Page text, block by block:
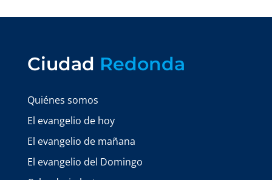
Ciudad Redonda
Quiénes somos
El evangelio de hoy
El evangelio de mañana
El evangelio del Domingo